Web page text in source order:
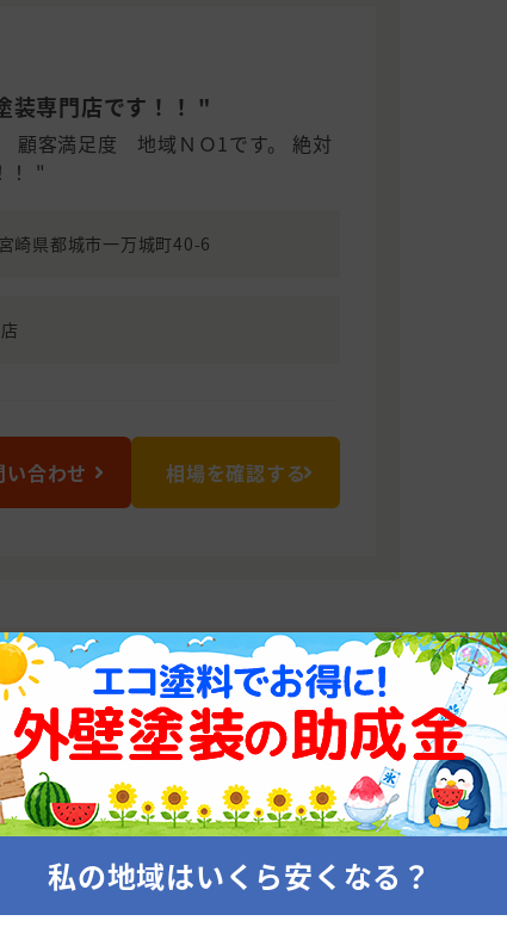
装専門店です！！ "
顧客満足度 地域ＮＯ1です。 絶対
！ "
崎県都城市一万城町40-6
い合わせ 相場を確認する
さい!!
すので地域特性もバッチリです。
くりと安心の最善策を提案させて
ーに、お客様に心からご満足頂く為
。是非、お気軽にご相談下さいま
私の地域はいくら安くなる？